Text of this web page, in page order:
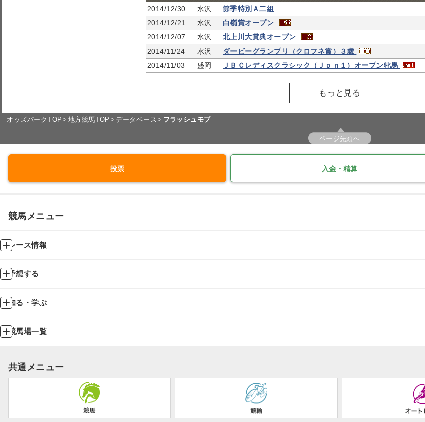
2014/12/30 水沢 節季特別Ａ二組
2014/12/21
水沢 白嶺賞オープン
2014/12/07
水沢 北上川大賞典オープン
2014/11/24
水沢 ダービーグランプリ（クロフネ賞）３歳
2014/11/03
盛岡 ＪＢＣレディスクラシック（Ｊｐｎ１）オープン牝馬
もっと見る
オッズパークTOP 地方競馬TOP データベース フラッシュモブ
ページ先頭へ
投票 入金・精算
競馬メニュー
レース情報
予想する
知る・学ぶ
競馬場一覧
共通メニュー